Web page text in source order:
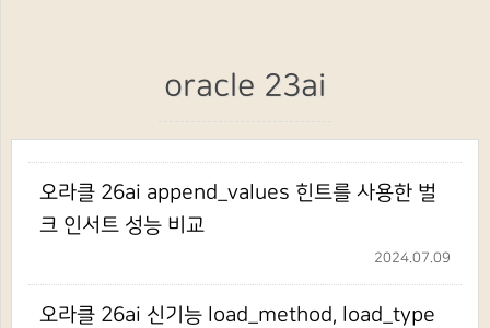
oracle 23ai
오라클 26ai append_values 힌트를 사용한 벌
크 인서트 성능 비교
2024.07.09
오라클 26ai 신기능 load_method, load_type